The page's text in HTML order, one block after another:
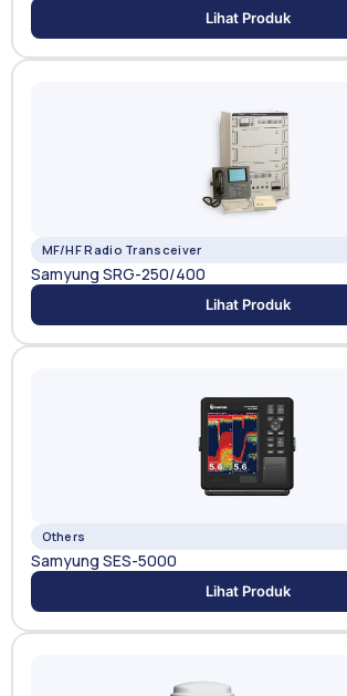
Lihat Produk
MF/HF Radio Transceiver
Samyung SRG-250/400
Lihat Produk
Others
Samyung SES-5000
Lihat Produk